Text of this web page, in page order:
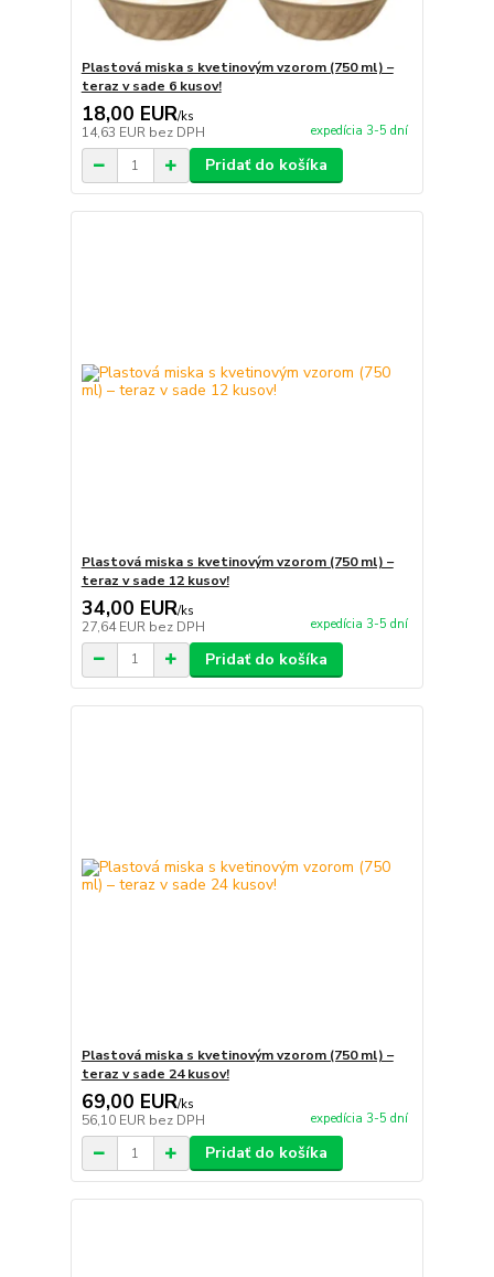
Plastová miska s kvetinovým vzorom (750 ml) –
teraz v sade 6 kusov!
18,00 EUR/ks
14,63 EUR bez DPH expedícia 3-5 dní
Pridať do košíka
Plastová miska s kvetinovým vzorom (750 ml) –
teraz v sade 12 kusov!
34,00 EUR/ks
27,64 EUR bez DPH expedícia 3-5 dní
Pridať do košíka
Plastová miska s kvetinovým vzorom (750 ml) –
teraz v sade 24 kusov!
69,00 EUR/ks
56,10 EUR bez DPH expedícia 3-5 dní
Pridať do košíka